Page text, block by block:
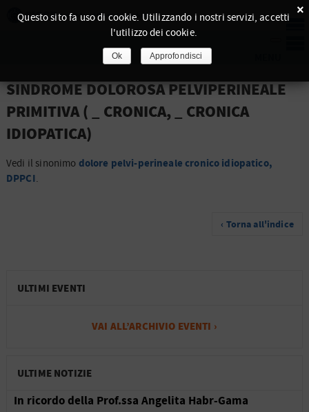
SINDROME DOLOROSA PELVIPERINEALE
PRIMITIVA ( _ CRONICA, _ CRONICA
IDIOPATICA)
Vedi il sinonimo dolore pelvi-perineale cronico idiopatico,
DPPCI.
‹ Torna all'indice
ULTIMI EVENTI
VAI ALL’ARCHIVIO EVENTI ›
ULTIME NOTIZIE
In ricordo della Prof.ssa Angelita Habr-Gama
×
Questo sito fa uso di cookie. Utilizzando i nostri servizi, accetti
l'utilizzo dei cookie.
Ok Approfondisci